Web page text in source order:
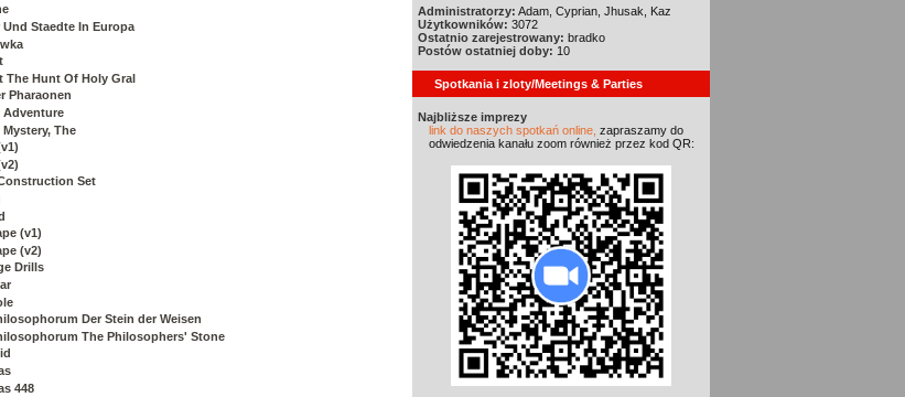
Und Staedte In Europa
The Hunt Of Holy Gral
Pharaonen
Adventure
The
Set
(v1)
(v2)
Drills
Der Stein der Weisen
The Philosophers' Stone
448
Administratorzy: Adam, Cyprian, Jhusak, Kaz
Użytkowników: 3072
Ostatnio zarejestrowany: bradko
Postów ostatniej doby: 10
Spotkania i zloty/Meetings & Parties
Najbliższe imprezy
link do naszych spotkań online, zapraszamy do
odwiedzenia kanału zoom również przez kod QR: